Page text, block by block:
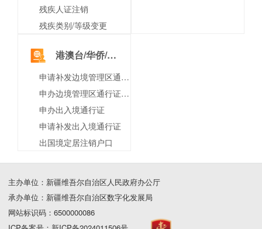
残疾人证注销
残疾类别/等级变更
港澳台/华侨/境外人员
申请补发边境管理区通行证（含边境特别管理区通行证）
申办边境管理区通行证（含边境特别管理区通行证）
申办出入境通行证
申请补发出入境通行证
出国境定居注销户口
主办单位：新疆维吾尔自治区人民政府办公厅
承办单位：新疆维吾尔自治区数字化发展局
网站标识码：6500000086